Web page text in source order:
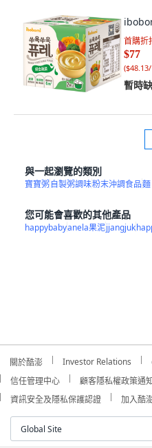
首購折
$77
(
暫時
與一起瀏覽的類別
寶寶粥自製粥調味粉末沖調食品麵
您可能會喜歡的其他產品
happybabyanela果泥jjangjuk
關於酷澎 Investor Relations
信任管理中心
顧客隱私權政策通
資訊安全及隱私保護認證
加入酷
Global Site